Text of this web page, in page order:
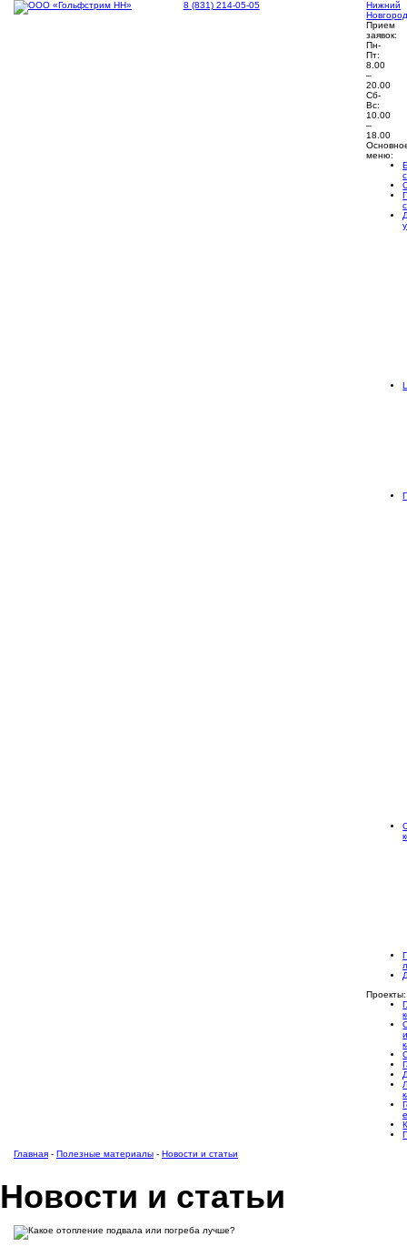
8 (831) 214-05-05
Нижний
Прием
заявок:
Пн-
Пт:
8.00
–
20.00
Сб-
Вс:
10.00
–
18.00
меню:
Проекты:
Главная - Полезные материалы - Новости и статьи
Новости и статьи